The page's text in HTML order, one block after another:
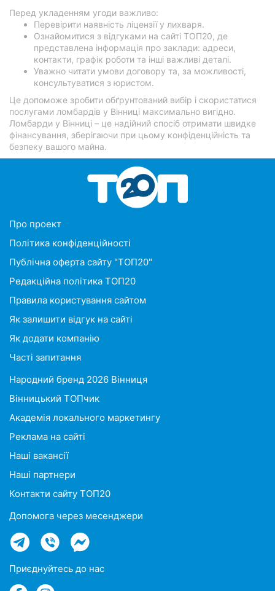
Перед укладенням угоди важливо:
Перевірити наявність ліцензії у лихваря.
Ознайомитися з відгуками на сайті ТОП20, де
представлена інформація про заклади: адреси,
контакти, графік роботи та інші важливі деталі.
Уважно читати умови договору та, за можливості,
консультуватися з юристом.
Це допоможе зробити обґрунтований вибір і скористатися
послугами ломбардів у Вінниці максимально вигідно.
Ломбарди у Вінниці – це надійний спосіб отримати швидке
фінансування, зберігаючи при цьому конфіденційність та
безпеку вашого майна.
Про проект
Політика конфіденційності
Публічна оферта сайту "ТОП20"
Редакційна політика ТОП20
Правила користування сайтом
Як залишити відгук на сайті
Як додати компанію
Часті запитання
Народний бренд 2026 Вінниця
Вінницький ТОПчик
Академія локального маркетингу
Реклама на сайті
Наші вакансії
Наші партнери
Контакти сайту ТОП20
Допомога через месенджери
Приєднуйтесь до нас